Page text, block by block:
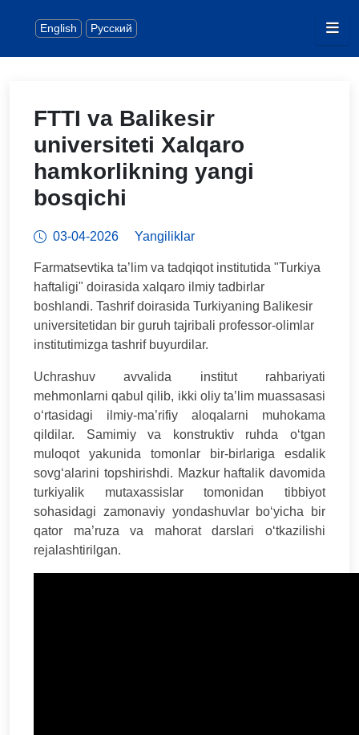
English Русский
FTTI va Balikesir
universiteti Xalqaro
hamkorlikning yangi
bosqichi
03-04-2026 Yangiliklar
Farmatsevtika ta’lim va tadqiqot institutida "Turkiya
haftaligi" doirasida xalqaro ilmiy tadbirlar
boshlandi. Tashrif doirasida Turkiyaning Balikesir
universitetidan bir guruh tajribali professor-olimlar
institutimizga tashrif buyurdilar.
Uchrashuv avvalida institut rahbariyati
mehmonlarni qabul qilib, ikki oliy ta’lim muassasasi
o‘rtasidagi ilmiy-ma’rifiy aloqalarni muhokama
qildilar. Samimiy va konstruktiv ruhda o‘tgan
muloqot yakunida tomonlar bir-birlariga esdalik
sovg‘alarini topshirishdi. Mazkur haftalik davomida
turkiyalik mutaxassislar tomonidan tibbiyot
sohasidagi zamonaviy yondashuvlar bo‘yicha bir
qator ma’ruza va mahorat darslari o‘tkazilishi
rejalashtirilgan.